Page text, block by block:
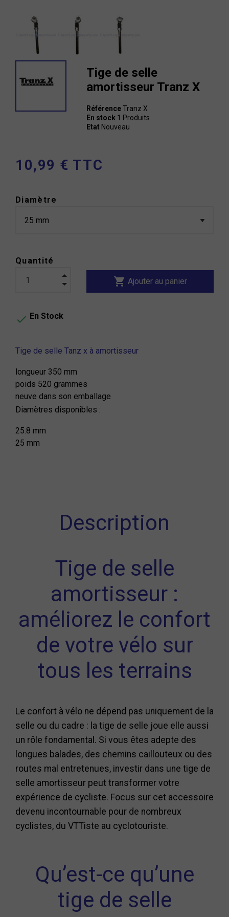
Tige de selle
amortisseur Tranz X
RéférenceTranz X
En stock 1 Produits
Etat Nouveau
10,99 € TTC
Diamètre
Quantité
shopping_cart Ajouter au panier
 En Stock
Tige de selle Tanz x à amortisseur
longueur 350 mm
poids 520 grammes
neuve dans son emballage
Diamètres disponibles :
25.8 mm
25 mm
Description
Tige de selle
amortisseur :
améliorez le confort
de votre vélo sur
tous les terrains
Le confort à vélo ne dépend pas uniquement de la
selle ou du cadre : la tige de selle joue elle aussi
un rôle fondamental. Si vous êtes adepte des
longues balades, des chemins caillouteux ou des
routes mal entretenues, investir dans une tige de
selle amortisseur peut transformer votre
expérience de cycliste. Focus sur cet accessoire
devenu incontournable pour de nombreux
cyclistes, du VTTiste au cyclotouriste.
Qu’est-ce qu’une
tige de selle